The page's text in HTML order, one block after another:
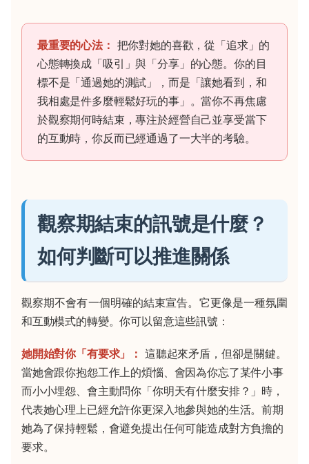
最重要的心法： 把你對她的喜歡，從「追求」的
心態轉換成「吸引」與「分享」的心態。你的目
標不是「通過她的測試」，而是「讓她看到，和
我相處是件多麼輕鬆好玩的事」。當你不再焦慮
於觀察期何時結束，專注於經營自己並享受當下
的互動時，你反而已經通過了一大半的考驗。
觀察期結束的訊號是什麼？
如何判斷可以推進關係
觀察期不會有一個明確的結束宣告。它更像是一種氛圍
和互動模式的轉變。你可以留意這些訊號：
她開始對你「有要求」： 這聽起來矛盾，但卻是關鍵。
當她會跟你抱怨工作上的煩惱、會因為你忘了某件小事
而小小埋怨、會主動問你「你明天有什麼安排？」時，
代表她心理上已經允許你更深入地參與她的生活。前期
她為了保持輕鬆，會避免提出任何可能造成對方負擔的
要求。